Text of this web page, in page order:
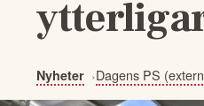
Nyheter Dagens PS